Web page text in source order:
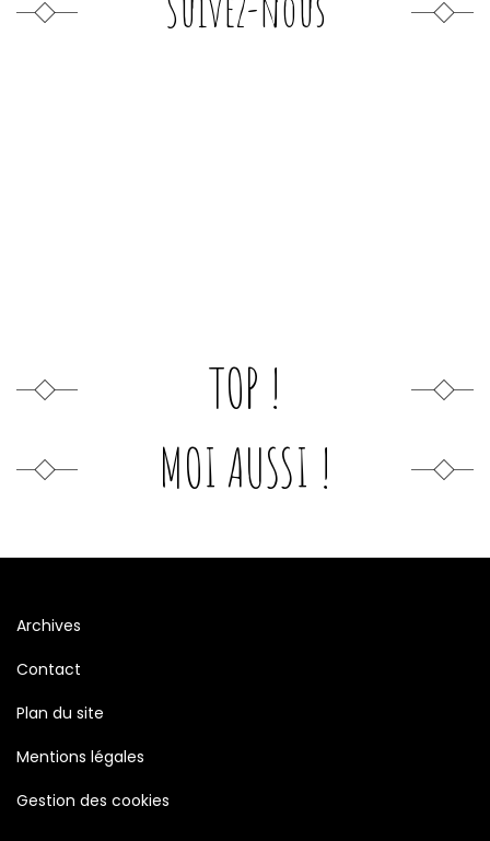
TOP !
MOI AUSSI !
Archives
Contact
Plan du site
Mentions légales
Gestion des cookies